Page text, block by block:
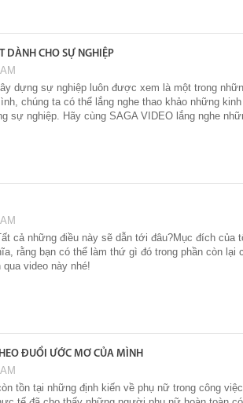
DÀNH CHO SỰ NGHIỆP
dựng sự nghiệp luôn được xem là một trong
chúng ta có thể lắng nghe thao khảo những
sự nghiệp. Hãy cùng SAGA VIDEO lắng nghe
cả những điều này sẽ dẫn tới đâu?Mục đích của
rằng bạn có thể làm thứ gì đó trong phần còn lại
video này nhé!
ĐUỔI ƯỚC MƠ CỦA MÌNH
tồn tại những định kiến về phụ nữ trong công